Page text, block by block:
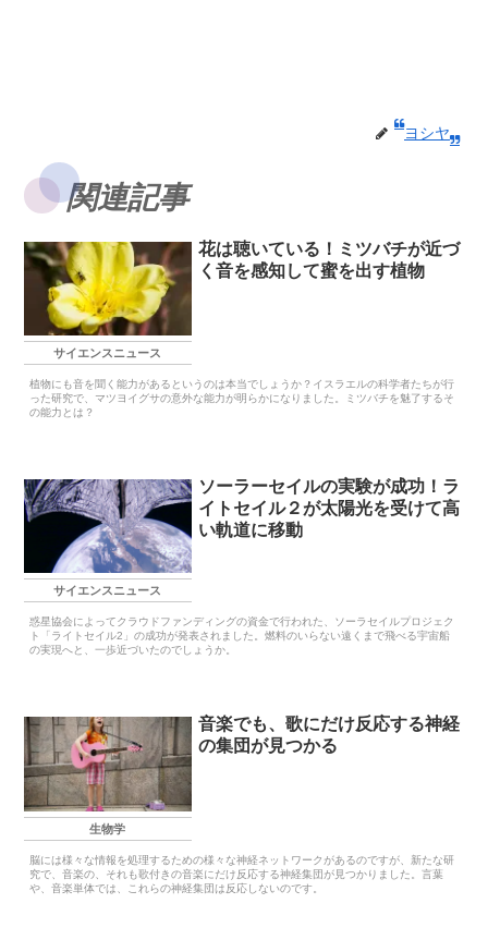
ヨシヤ
関連記事
サイエンスニュース
花は聴いている！ミツバチが近づ
く音を感知して蜜を出す植物
植物にも音を聞く能力があるというのは本当でしょうか？イスラエルの科学者たちが行
った研究で、マツヨイグサの意外な能力が明らかになりました。ミツバチを魅了するそ
の能力とは？
サイエンスニュース
ソーラーセイルの実験が成功！ラ
イトセイル２が太陽光を受けて高
い軌道に移動
惑星協会によってクラウドファンディングの資金で行われた、ソーラセイルプロジェク
ト「ライトセイル2」の成功が発表されました。燃料のいらない遠くまで飛べる宇宙船
の実現へと、一歩近づいたのでしょうか。
生物学
音楽でも、歌にだけ反応する神経
の集団が見つかる
脳には様々な情報を処理するための様々な神経ネットワークがあるのですが、新たな研
究で、音楽の、それも歌付きの音楽にだけ反応する神経集団が見つかりました。言葉
や、音楽単体では、これらの神経集団は反応しないのです。